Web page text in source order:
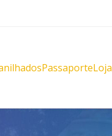
Passaporte